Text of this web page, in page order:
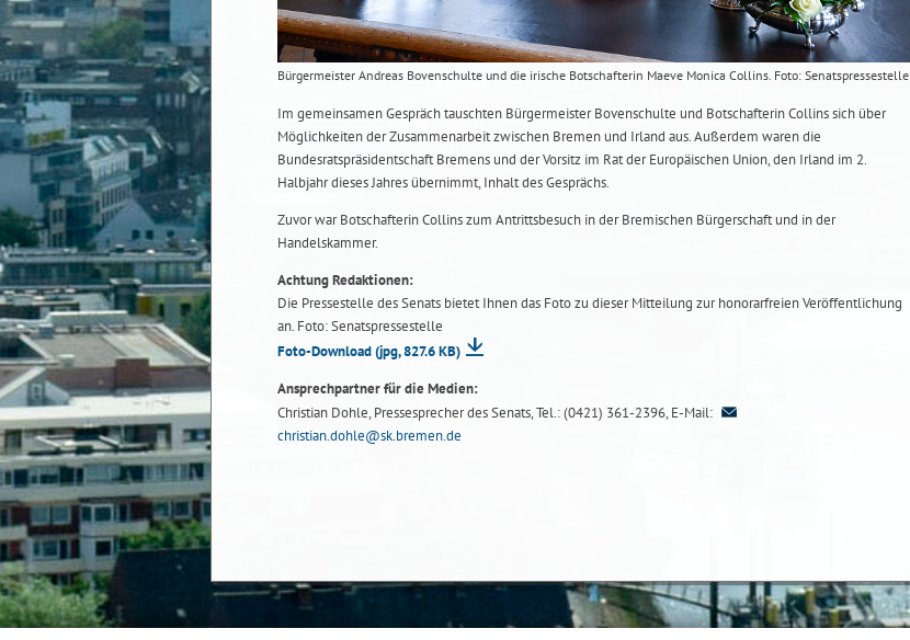
Bürgermeister Andreas Bovenschulte und die irische Botschafterin Maeve Monica Collins. Foto: Senatspressestelle
Im gemeinsamen Gespräch tauschten Bürgermeister Bovenschulte und Botschafterin Collins sich über
Möglichkeiten der Zusammenarbeit zwischen Bremen und Irland aus. Außerdem waren die
Bundesratspräsidentschaft Bremens und der Vorsitz im Rat der Europäischen Union, den Irland im 2.
Halbjahr dieses Jahres übernimmt, Inhalt des Gesprächs.
Zuvor war Botschafterin Collins zum Antrittsbesuch in der Bremischen Bürgerschaft und in der
Handelskammer.
Achtung Redaktionen:
Die Pressestelle des Senats bietet Ihnen das Foto zu dieser Mitteilung zur honorarfreien Veröffentlichung
an. Foto: Senatspressestelle
Foto-Download(jpg, 827.6 KB)
Ansprechpartner für die Medien:
Christian Dohle, Pressesprecher des Senats, Tel.: (0421) 361-2396, E-Mail:
christian.dohle@sk.bremen.de